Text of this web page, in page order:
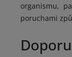
organismu,
poruchami